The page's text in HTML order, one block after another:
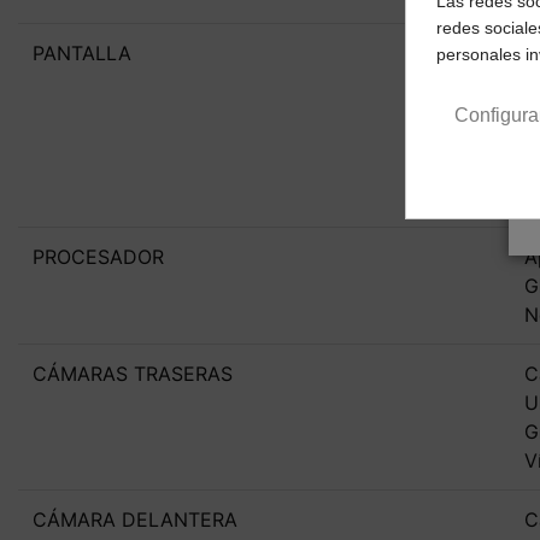
PANTALLA
PROCESADOR
CÁMARAS TRASERAS
CÁMARA DELANTERA
redes
personales